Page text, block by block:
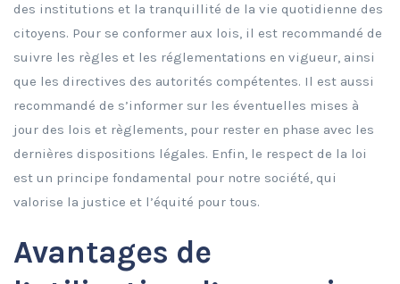
des institutions et la tranquillité de la vie quotidienne des
citoyens. Pour se conformer aux lois, il est recommandé de
suivre les règles et les réglementations en vigueur, ainsi
que les directives des autorités compétentes. Il est aussi
recommandé de s’informer sur les éventuelles mises à
jour des lois et règlements, pour rester en phase avec les
dernières dispositions légales. Enfin, le respect de la loi
est un principe fondamental pour notre société, qui
valorise la justice et l’équité pour tous.
Avantages de